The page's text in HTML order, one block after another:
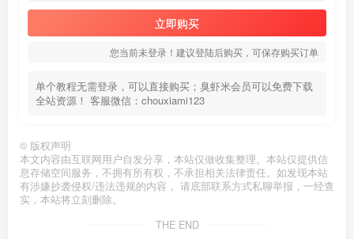
立即购买
您当前未登录！建议登陆后购买，可保存购买订单
单个教程无需登录，可以直接购买；臭虾米会员可以免费下载
全站资源！ 客服微信：chouxiami123
© 版权声明
本文内容由互联网用户自发分享，本站仅做收集整理。本站仅提供信
息存储空间服务，不拥有所有权，不承担相关法律责任。如发现本站
有涉嫌抄袭侵权/违法违规的内容， 请底部联系方式私聊举报，一经查
实，本站将立刻删除。
THE END